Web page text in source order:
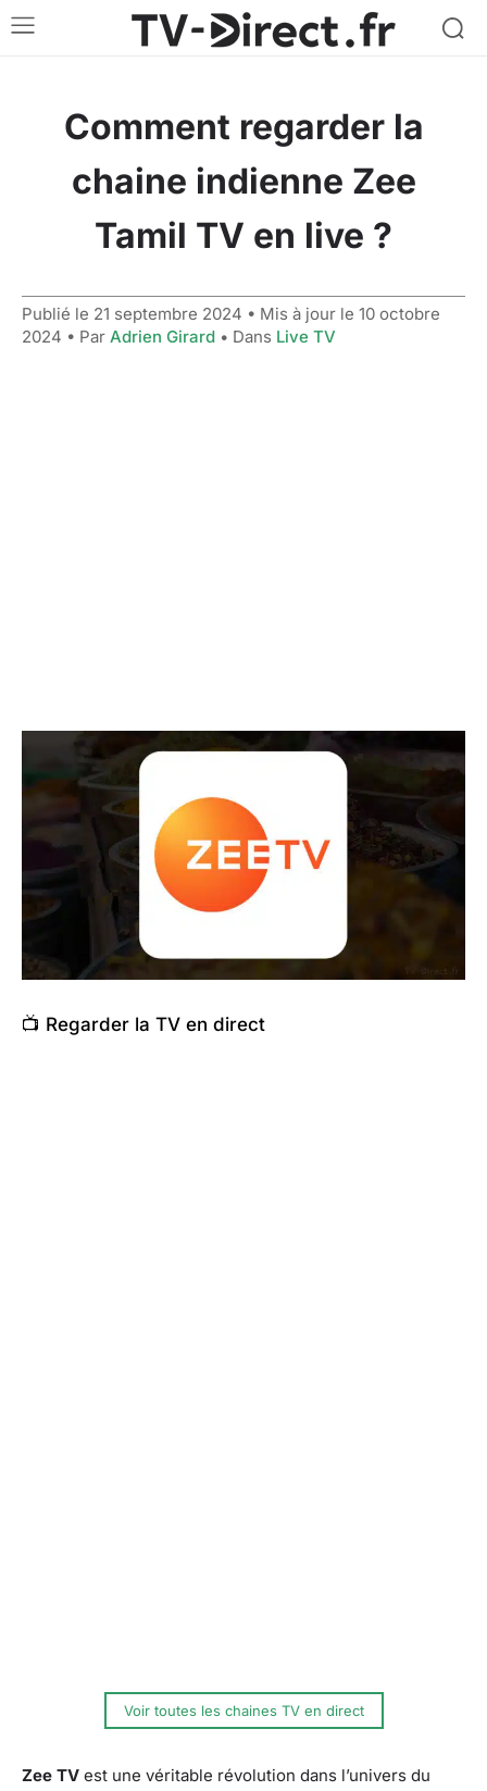
Comment regarder la
chaine indienne Zee
Tamil TV en live ?
Publié le 21 septembre 2024 • Mis à jour le 10 octobre
2024 • Par Adrien Girard • Dans Live TV
📺 Regarder la TV en direct
Voir toutes les chaines TV en direct
Zee TV est une véritable révolution dans l’univers du